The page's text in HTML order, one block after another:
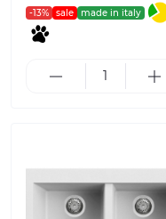
-13% sale made in italy